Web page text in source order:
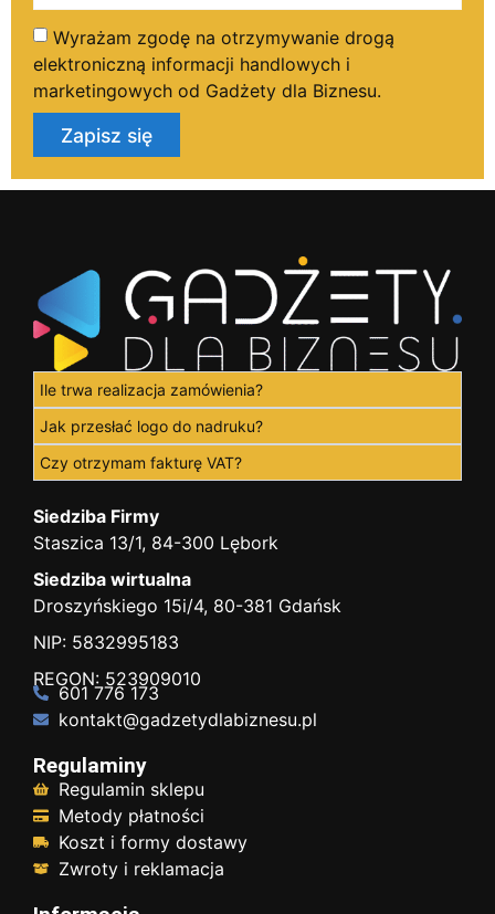
Wyrażam zgodę na otrzymywanie drogą
elektroniczną informacji handlowych i
marketingowych od Gadżety dla Biznesu.
Zapisz się
Ile trwa realizacja zamówienia?
Jak przesłać logo do nadruku?
Czy otrzymam fakturę VAT?
Siedziba Firmy
Staszica 13/1, 84-300 Lębork
Siedziba wirtualna
Droszyńskiego 15i/4, 80-381 Gdańsk
NIP: 5832995183
REGON: 523909010
601 776 173
kontakt@gadzetydlabiznesu.pl
Regulaminy
Regulamin sklepu
Metody płatności
Koszt i formy dostawy
Zwroty i reklamacja